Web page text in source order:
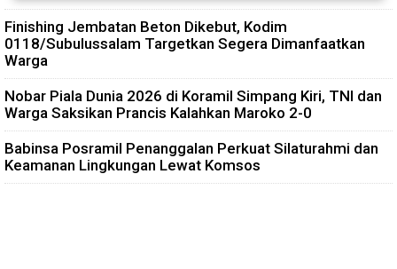
Finishing Jembatan Beton Dikebut, Kodim
0118/Subulussalam Targetkan Segera Dimanfaatkan
Warga
Nobar Piala Dunia 2026 di Koramil Simpang Kiri, TNI dan
Warga Saksikan Prancis Kalahkan Maroko 2-0
Babinsa Posramil Penanggalan Perkuat Silaturahmi dan
Keamanan Lingkungan Lewat Komsos